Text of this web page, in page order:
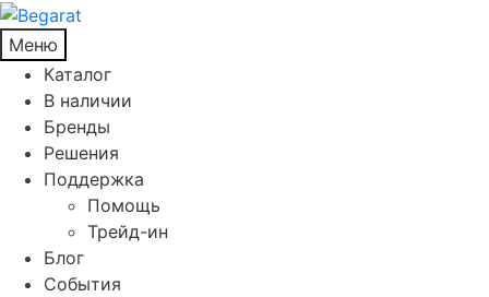
Меню
Каталог
В наличии
Бренды
Решения
Поддержка
Помощь
Трейд-ин
Блог
События